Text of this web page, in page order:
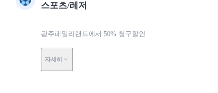
스포츠/레저
광주패밀리랜드에서 50% 청구할인
자세히